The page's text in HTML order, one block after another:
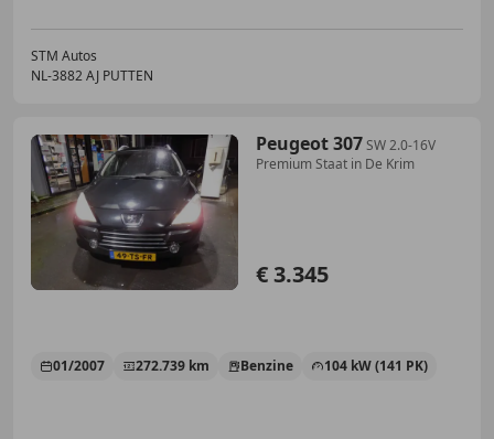
STM Autos
NL-3882 AJ PUTTEN
Peugeot 307SW 2.0-16V
Premium Staat in De Krim
€ 3.345
01/2007 272.739 km Benzine 104 kW (141 PK)